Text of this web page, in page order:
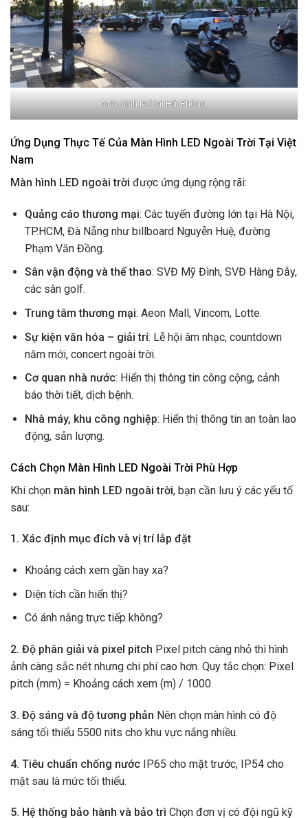
Màn hình led tại Hải Phòng
Ứng Dụng Thực Tế Của Màn Hình LED Ngoài Trời Tại Việt
Nam
Màn hình LED ngoài trời được ứng dụng rộng rãi:
Quảng cáo thương mại: Các tuyến đường lớn tại Hà Nội,
TP.HCM, Đà Nẵng như billboard Nguyễn Huệ, đường
Phạm Văn Đồng.
Sân vận động và thể thao: SVĐ Mỹ Đình, SVĐ Hàng Đẫy,
các sân golf.
Trung tâm thương mại: Aeon Mall, Vincom, Lotte.
Sự kiện văn hóa – giải trí: Lễ hội âm nhạc, countdown
năm mới, concert ngoài trời.
Cơ quan nhà nước: Hiển thị thông tin công cộng, cảnh
báo thời tiết, dịch bệnh.
Nhà máy, khu công nghiệp: Hiển thị thông tin an toàn lao
động, sản lượng.
Cách Chọn Màn Hình LED Ngoài Trời Phù Hợp
Khi chọn màn hình LED ngoài trời, bạn cần lưu ý các yếu tố
sau:
1. Xác định mục đích và vị trí lắp đặt
Khoảng cách xem gần hay xa?
Diện tích cần hiển thị?
Có ánh nắng trực tiếp không?
2. Độ phân giải và pixel pitch Pixel pitch càng nhỏ thì hình
ảnh càng sắc nét nhưng chi phí cao hơn. Quy tắc chọn: Pixel
pitch (mm) = Khoảng cách xem (m) / 1000.
3. Độ sáng và độ tương phản Nên chọn màn hình có độ
sáng tối thiểu 5500 nits cho khu vực nắng nhiều.
4. Tiêu chuẩn chống nước IP65 cho mặt trước, IP54 cho
mặt sau là mức tối thiểu.
5. Hệ thống bảo hành và bảo trì Chọn đơn vị có đội ngũ kỹ